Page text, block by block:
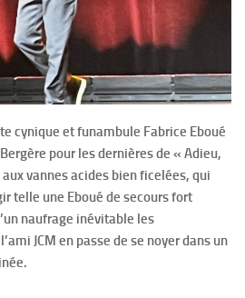
cynique et funambule Fabrice Eboué
pour les dernières de « Adieu,
vannes acides bien ficelées, qui
telle une Eboué de secours fort
naufrage inévitable les
JCM en passe de se noyer dans un